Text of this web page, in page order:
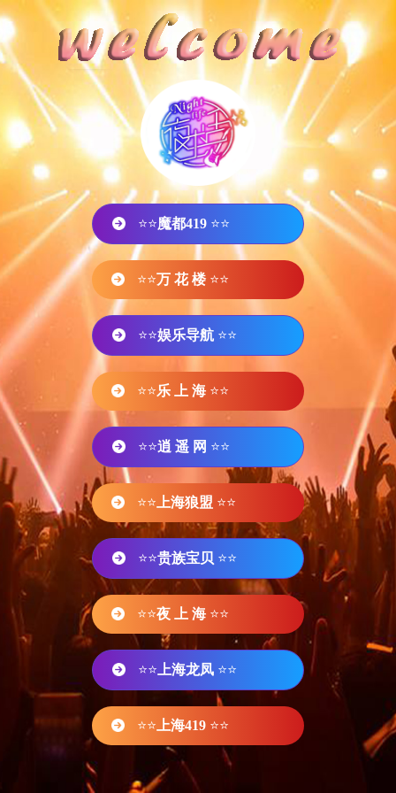
⭐⭐魔都419 ⭐⭐
⭐⭐万 花 楼 ⭐⭐
⭐⭐娱乐导航 ⭐⭐
⭐⭐乐 上 海 ⭐⭐
⭐⭐逍 遥 网 ⭐⭐
⭐⭐ 上海狼盟 ⭐⭐
⭐⭐贵族宝贝 ⭐⭐
⭐⭐夜 上 海 ⭐⭐
⭐⭐ 上海龙凤 ⭐⭐
⭐⭐ 上海419 ⭐⭐